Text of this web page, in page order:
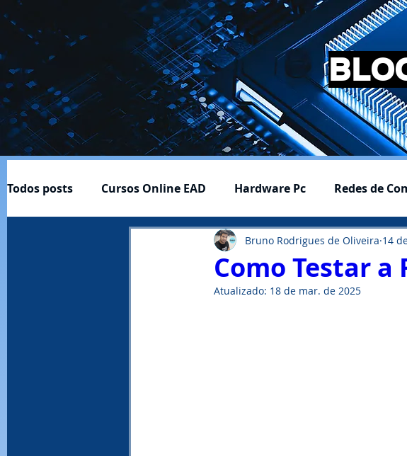
Todos posts Cursos Online EAD Hardware Pc Redes de
Ferramentas ÚIteis
Como Testar a
Bruno Rodrigues de Oliveira 14
Atualizado: 18 de mar. de 2025